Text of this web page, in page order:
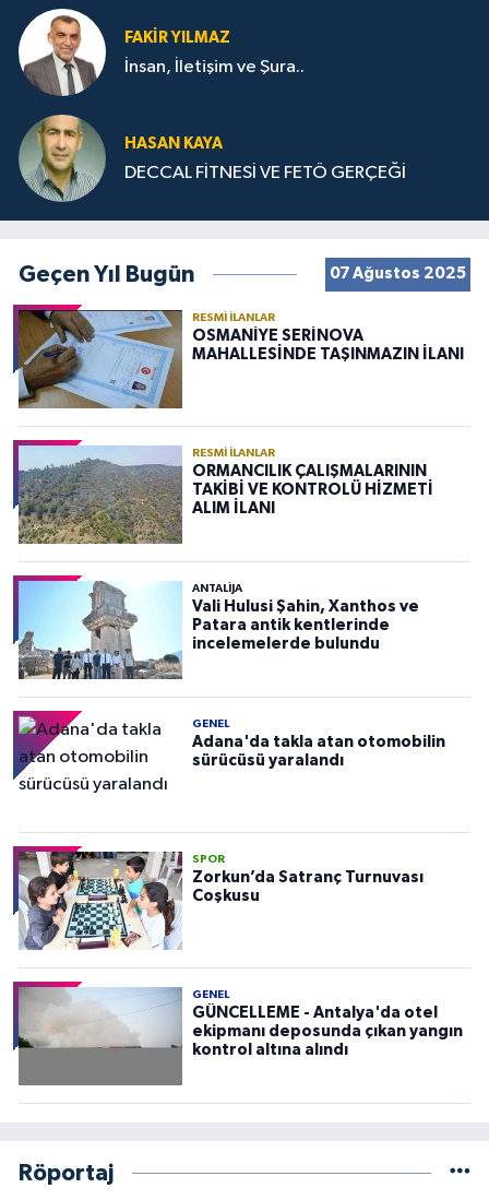
FAKIR YILMAZ
İnsan, İletişim ve Şura..
HASAN KAYA
DECCAL FİTNESİ VE FETÖ GERÇEĞİ
Geçen Yıl Bugün 07 Ağustos 2025
RESMI İLANLAR
OSMANİYE SERİNOVA
MAHALLESİNDE TAŞINMAZIN İLANI
RESMI İLANLAR
ORMANCILIK ÇALIŞMALARININ
TAKİBİ VE KONTROLÜ HİZMETİ
ALIM İLANI
ANTALIJA
Vali Hulusi Şahin, Xanthos ve
Patara antik kentlerinde
incelemelerde bulundu
GENEL
Adana'da takla atan otomobilin
sürücüsü yaralandı
SPOR
Zorkun’da Satranç Turnuvası
Coşkusu
GENEL
GÜNCELLEME - Antalya'da otel
ekipmanı deposunda çıkan yangın
kontrol altına alındı
Röportaj